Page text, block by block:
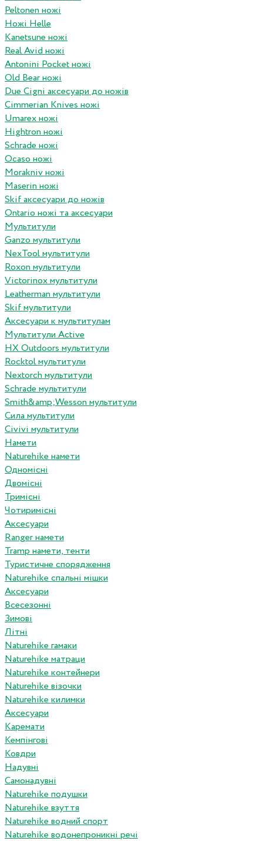
Peltonen ножі
Ножі Helle
Kanetsune ножі
Real Avid ножі
Antonini Pocket ножі
Old Bear ножі
Due Cigni аксесуари до ножів
Cimmerian Knives ножі
Umarex ножі
Hightron ножі
Schrade ножі
Ocaso ножі
Morakniv ножі
Maserin ножі
Skif аксесуари до ножів
Ontario ножі та аксесуари
Мультитули
Ganzo мультитули
NexTool мультитули
Roxon мультитули
Victorinox мультитули
Leatherman мультитули
Skif мультитули
Аксесуари к мультитулам
Мультитули Active
HX Outdoors мультитули
Rocktol мультитули
Nextorch мультитули
Schrade мультитули
Smith&amp;Wesson мультитули
Сила мультитули
Civivi мультитули
Намети
Naturehike намети
Одномісні
Двомісні
Тримісні
Чотиримісні
Аксесуари
Ranger намети
Tramp намети, тенти
Туристичне спорядження
Naturehike спальні мішки
Аксесуари
Всесезонні
Зимові
Літні
Naturehike гамаки
Naturehike матраци
Naturehike контейнери
Naturehike візочки
Naturehike килимки
Аксесуари
Каремати
Кемпінгові
Ковдри
Надувні
Самонадувні
Naturehike подушки
Naturehike взуття
Naturehike водний спорт
Naturehike водонепроникні речі